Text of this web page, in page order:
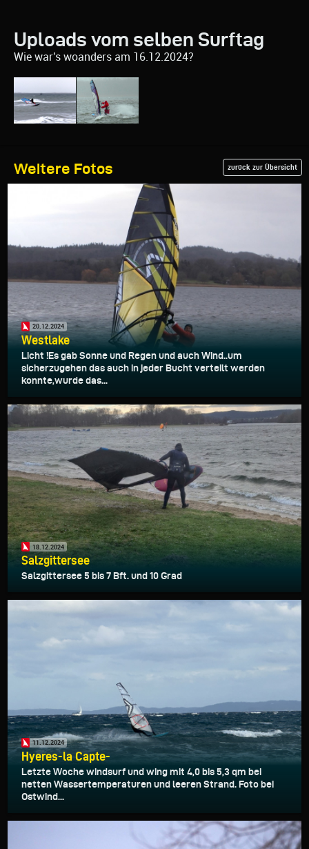
Uploads vom selben Surftag
Wie war's woanders am 16.12.2024?
Weitere Fotos zurück zur Übersicht
20.12.2024
Westlake
Licht !Es gab Sonne und Regen und auch Wind..um
sicherzugehen das auch in jeder Bucht verteilt werden
konnte,wurde das...
18.12.2024
Salzgittersee
Salzgittersee 5 bis 7 Bft. und 10 Grad
11.12.2024
Hyeres-la Capte-
Letzte Woche windsurf und wing mit 4,0 bis 5,3 qm bei
netten Wassertemperaturen und leeren Strand. Foto bei
Ostwind...